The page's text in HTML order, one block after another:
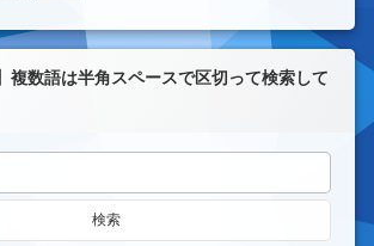
複数語は半角スペースで区切って検索して